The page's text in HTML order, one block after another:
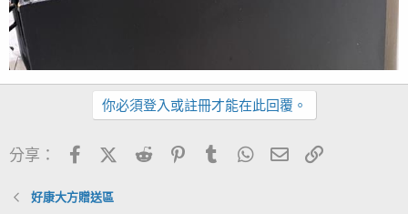
你必須登入或註冊才能在此回覆。
分享： FacebookX (Twitter)
Reddit PinterestTumblrWhatsApp電子郵件
好康大方贈送區